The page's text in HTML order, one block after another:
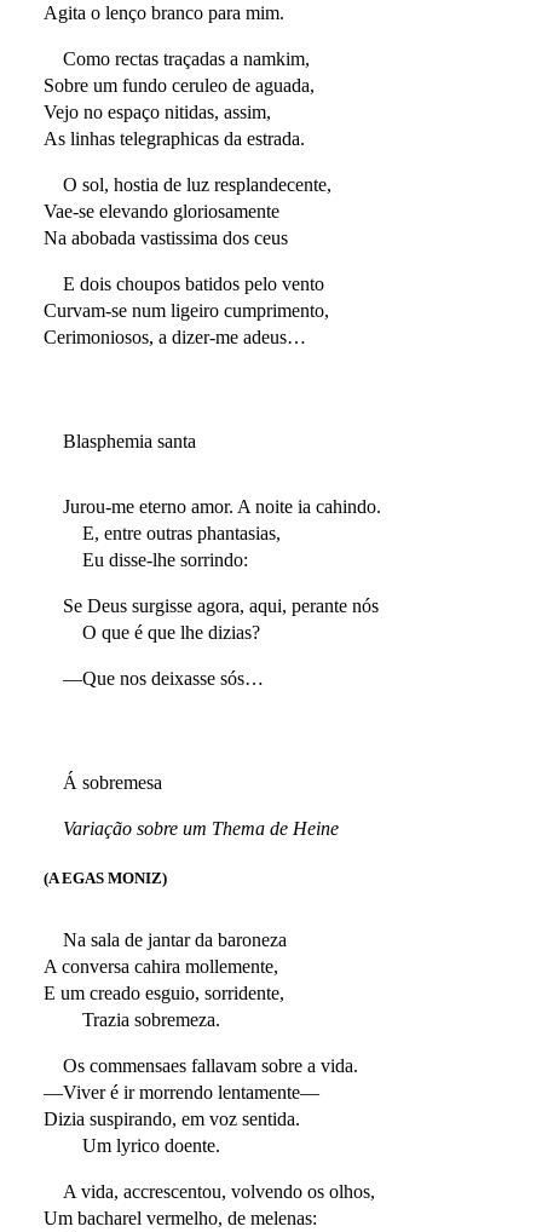
Agita o lenço branco para mim.
Como rectas traçadas a namkim,
Sobre um fundo ceruleo de aguada,
Vejo no espaço nitidas, assim,
As linhas telegraphicas da estrada.
O sol, hostia de luz resplandecente,
Vae-se elevando gloriosamente
Na abobada vastissima dos ceus
E dois choupos batidos pelo vento
Curvam-se num ligeiro cumprimento,
Cerimoniosos, a dizer-me adeus…
Blasphemia santa
Jurou-me eterno amor. A noite ia cahindo.
E, entre outras phantasias,
Eu disse-lhe sorrindo:
Se Deus surgisse agora, aqui, perante nós
O que é que lhe dizias?
—Que nos deixasse sós…
Á sobremesa
Variação sobre um Thema de Heine
(A EGAS MONIZ)
Na sala de jantar da baroneza
A conversa cahira mollemente,
E um creado esguio, sorridente,
Trazia sobremeza.
Os commensaes fallavam sobre a vida.
—Viver é ir morrendo lentamente—
Dizia suspirando, em voz sentida.
Um lyrico doente.
A vida, accrescentou, volvendo os olhos,
Um bacharel vermelho, de melenas: